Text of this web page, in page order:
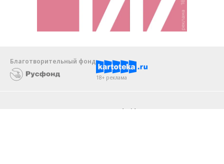
Благотворительный фонд
18+ реклама
Android